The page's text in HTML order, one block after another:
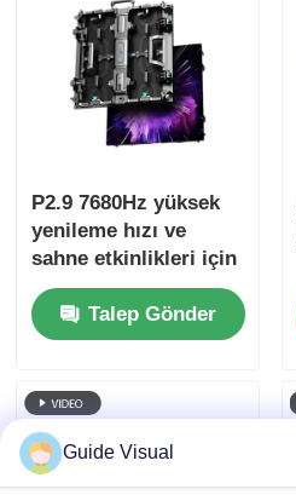
P2.9 7680Hz yüksek
yenileme hızı ve
sahne etkinlikleri için
çift güç ve sinyal
yedeklemesi ile ince
piksel pitch LED
Talep Gönder
Guide Visual